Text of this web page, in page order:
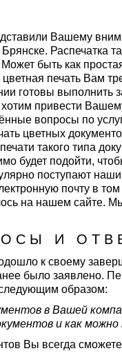
Вашему
Распечатка
быть как
печать Вам
готовы выполнить
привести
вопросы по
цветных
такого типа
будет подойти,
поступают
почту в том
на нашем сайте.
О С Ы И О Т В
к своему
было заявлено.
образом:
в Вашей
и как
Вы всегда